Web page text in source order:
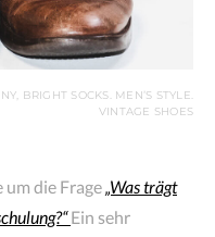
BRIGHT SOCKS. MEN’S STYLE.
VINTAGE SHOES
um die Frage„Was trägt
Ein sehr